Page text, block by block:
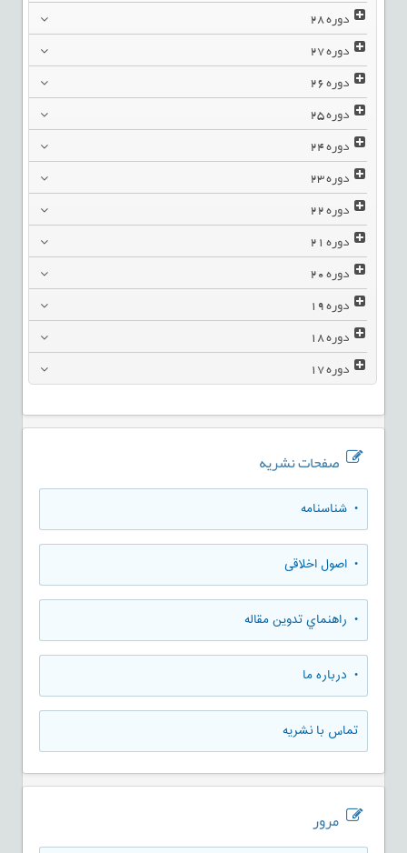
دوره28
دوره27
دوره26
دوره25
دوره24
دوره23
دوره22
دوره21
دوره20
دوره19
دوره18
دوره17
صفحات نشریه
• شناسنامه
• اصول اخلاقی
• راهنماي تدوين مقاله
• درباره ما
تماس با نشریه
مرور